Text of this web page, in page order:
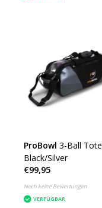
ProBowl 3-Ball Tote
Black/Silver
€99,95
Noch keine Bewertungen
VERFÜGBAR